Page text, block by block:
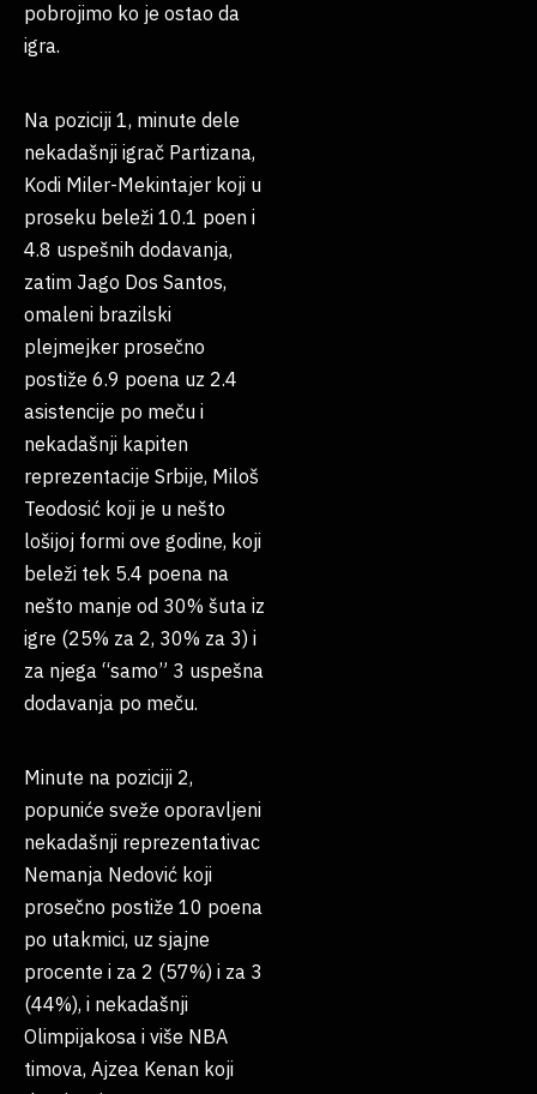
pobrojimo ko je ostao da
igra.
Na poziciji 1, minute dele
nekadašnji igrač Partizana,
Kodi Miler-Mekintajer koji u
proseku beleži 10.1 poen i
4.8 uspešnih dodavanja,
zatim Jago Dos Santos,
omaleni brazilski
plejmejker prosečno
postiže 6.9 poena uz 2.4
asistencije po meču i
nekadašnji kapiten
reprezentacije Srbije, Miloš
Teodosić koji je u nešto
lošijoj formi ove godine, koji
beleži tek 5.4 poena na
nešto manje od 30% šuta iz
igre (25% za 2, 30% za 3) i
za njega “samo” 3 uspešna
dodavanja po meču.
Minute na poziciji 2,
popuniće sveže oporavljeni
nekadašnji reprezentativac
Nemanja Nedović koji
prosečno postiže 10 poena
po utakmici, uz sjajne
procente i za 2 (57%) i za 3
(44%), i nekadašnji
Olimpijakosa i više NBA
timova, Ajzea Kenan koji